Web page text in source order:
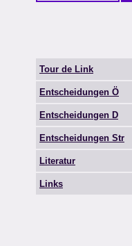
Tour de Link
Entscheidungen Ö
Entscheidungen D
Entscheidungen Str
Literatur
Links